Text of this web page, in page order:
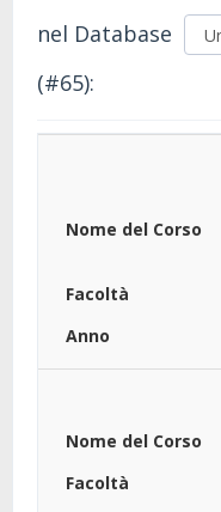
nel Database
(#65):